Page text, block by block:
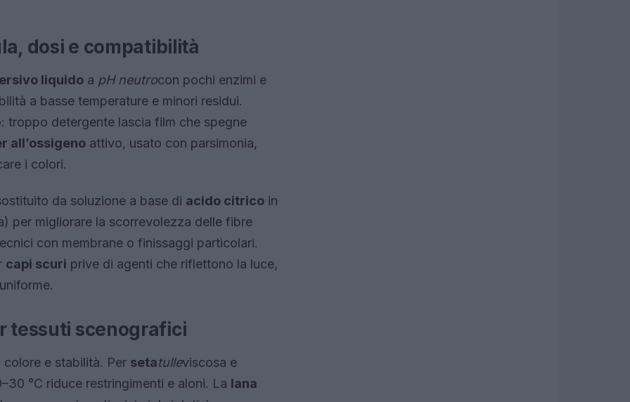
dosi e compatibilità
liquido a pH neutrocon pochi enzimi e
a basse temperature e minori residui.
troppo detergente lascia film che spegne
all’ossigeno attivo, usato con parsimonia,
i colori.
da soluzione a base di acido citrico in
per migliorare la scorrevolezza delle fibre
con membrane o finissaggi particolari.
capi scuri prive di agenti che riflettono la luce,
tessuti scenografici
e stabilità. Per setatulleviscosa e
°C riduce restringimenti e aloni. La lana